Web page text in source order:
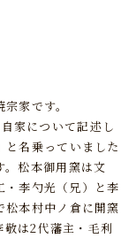
家です。
家について記述し
と名乗っていました
。松本御用窯は文
李勺光（兄）と李
本村中ノ倉に開窯
は2代藩主・毛利